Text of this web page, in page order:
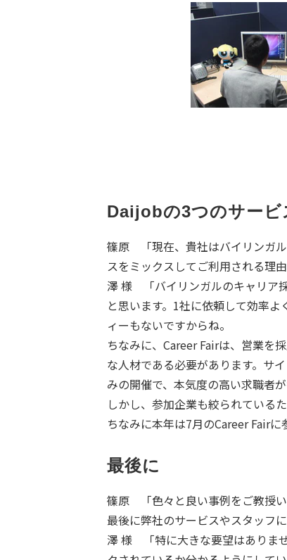
Daijobの3つのサービ
篠原 「現在、貴社はバイリンガ
スをミックスしてご利用される理
澤 様 「バイリンガルのキャリア
と思います。1社に依頼して効率
ィーもないですからね。
ちなみに、Career Fairは、営業を
な人材である必要があります。サ
みの開催で、本気度の高い求職者
しかし、参加企業も絞られている
ちなみに本年は7月のCareer Fairに
最後に
篠原 「色々と良い事例をご教授い
最後に弊社のサービスやスタッフ
澤 様 「特に大きな要望はありま